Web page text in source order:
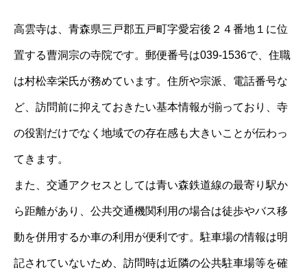
高雲寺は、青森県三戸郡五戸町字愛宕後２４番地１に位
置する曹洞宗の寺院です。郵便番号は039-1536で、住職
は村松幸栄氏が務めています。住所や宗派、電話番号な
ど、訪問前に抑えておきたい基本情報が揃っており、寺
の役割だけでなく地域での存在感も大きいことが伝わっ
てきます。
また、交通アクセスとしては青い森鉄道線の最寄り駅か
ら距離があり、公共交通機関利用の場合は徒歩やバス移
動を併用するか車の利用が便利です。駐車場の情報は明
記されていないため、訪問時は近隣の公共駐車場等を確